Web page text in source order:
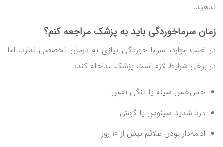
ندهید.
زمان سرماخوردگی باید به پزشک مراجعه کنم؟
در اغلب موارد، سرما خوردگی نیازی به درمان تخصصی ندارد. اما
در برخی شرایط لازم است پزشک مداخله کند:
خس‌خس سینه یا تنگی نفس
درد شدید سینوس یا گوش
ادامه‌دار بودن علائم بیش از ۱۰ روز